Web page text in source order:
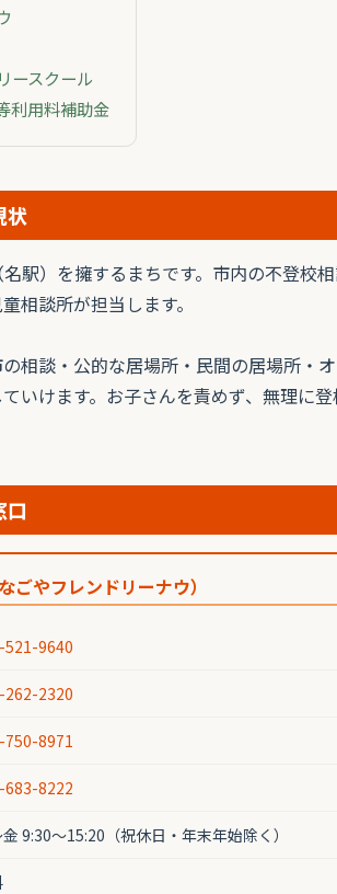
ースクール
利用料補助金
状
駅）を擁するまちです。市内の不登校
相談所が担当します。
相談・公的な居場所・民間の居場所・
いけます。お子さんを責めず、無理に
口
やフレンドリーナウ）
521-9640
262-2320
750-8971
683-8222
9:30〜15:20（祝休日・年末年始除く）